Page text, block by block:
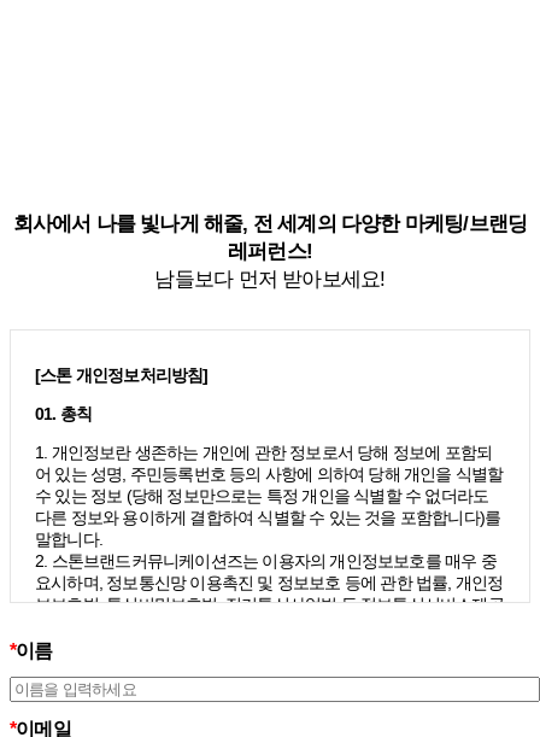
회사에서 나를 빛나게 해줄, 전 세계의 다양한 마케팅/브랜딩
레퍼런스!
남들보다 먼저 받아보세요!
[스톤 개인정보처리방침]
01. 총칙
1. 개인정보란 생존하는 개인에 관한 정보로서 당해 정보에 포함되
어 있는 성명, 주민등록번호 등의 사항에 의하여 당해 개인을 식별할
수 있는 정보 (당해 정보만으로는 특정 개인을 식별할 수 없더라도
다른 정보와 용이하게 결합하여 식별할 수 있는 것을 포함합니다)를
말합니다.
2. 스톤브랜드커뮤니케이션즈는 이용자의 개인정보보호를 매우 중
요시하며, 정보통신망 이용촉진 및 정보보호 등에 관한 법률, 개인정
보보호법, 통신비밀보호법, 전기통신사업법 등 정보통신서비스제공
개인정보처리방침을 통하여 이용자가 제공하는 개인정보가 어떠한
치가 취해지고 있는지 알려드립니다.
*이름
*이메일